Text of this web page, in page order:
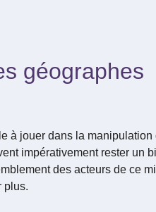
géographes
à jouer dans la manipulation
impérativement rester un
des acteurs de ce
plus.